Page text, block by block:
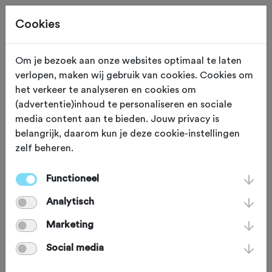
Beoordeling toevoegen voor:
Stoemperstocht SV Putten 2023 -
28-10-2023
Je beoordeling helpt andere sportieve fietsers op
weg. Bedankt!
Wat vond je van deze toertocht?
Cookies
Om je bezoek aan onze websites optimaal te laten
verlopen, maken wij gebruik van cookies. Cookies om
het verkeer te analyseren en cookies om
(advertentie)inhoud te personaliseren en sociale
media content aan te bieden. Jouw privacy is
belangrijk, daarom kun je deze cookie-instellingen
zelf beheren.
Functioneel
Analytisch
Marketing
Social media